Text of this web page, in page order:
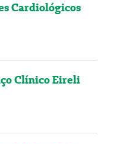
Cardiológicos
Clínico Eireli